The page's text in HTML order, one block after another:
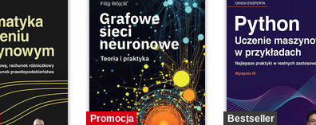
Promocja
Bestseller